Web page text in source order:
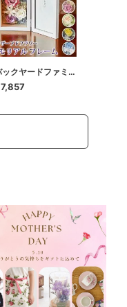
バックヤードファミリー
7,857